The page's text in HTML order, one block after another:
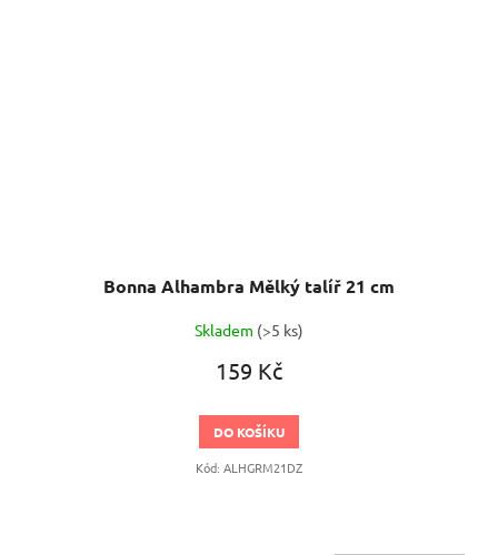
Bonna Alhambra Mělký talíř 21 cm
Skladem (>5 ks)
159 Kč
DO KOŠÍKU
Kód: ALHGRM21DZ